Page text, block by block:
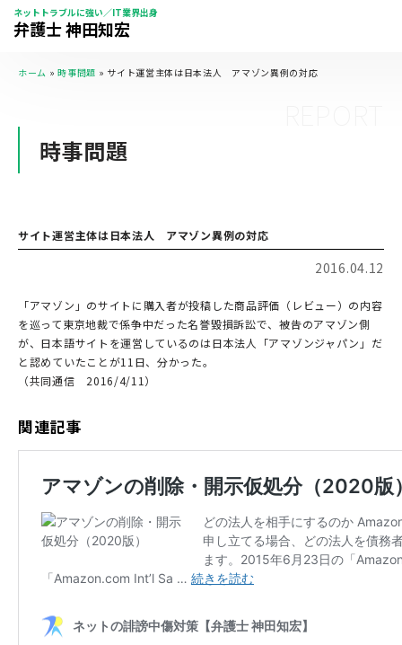
ネットトラブルに強い／IT業界出身
弁護士 神田知宏
ホーム »時事問題 » サイト運営主体は日本法人 アマゾン異例の対応
時事問題
サイト運営主体は日本法人 アマゾン異例の対応
2016.04.12
「アマゾン」のサイトに購入者が投稿した商品評価（レビュー）の内容
を巡って東京地裁で係争中だった名誉毀損訴訟で、被告のアマゾン側
が、日本語サイトを運営しているのは日本法人「アマゾンジャパン」だ
と認めていたことが11日、分かった。
（共同通信 2016/4/11）
関連記事